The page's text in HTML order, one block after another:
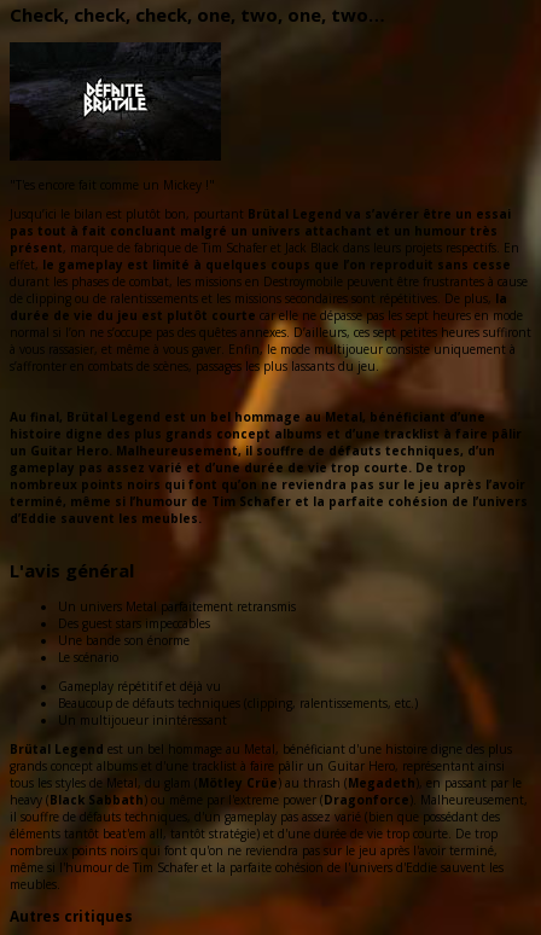
Check, check, check, one, two, one, two…
"T'es encore fait comme un Mickey !"
Jusqu’ici le bilan est plutôt bon, pourtant Brütal Legend va s’avérer être un essai
pas tout à fait concluant malgré un univers attachant et un humour très
présent, marque de fabrique de Tim Schafer et Jack Black dans leurs projets respectifs. En
effet, le gameplay est limité à quelques coups que l’on reproduit sans cesse
durant les phases de combat, les missions en Destroymobile peuvent être frustrantes à cause
de clipping ou de ralentissements et les missions secondaires sont répétitives. De plus, la
durée de vie du jeu est plutôt courte car elle ne dépasse pas les sept heures en mode
normal si l’on ne s’occupe pas des quêtes annexes. D’ailleurs, ces sept petites heures suffiront
à vous rassasier, et même à vous gaver. Enfin, le mode multijoueur consiste uniquement à
s’affronter en combats de scènes, passages les plus lassants du jeu.
Au final, Brütal Legend est un bel hommage au Metal, bénéficiant d’une
histoire digne des plus grands concept albums et d’une tracklist à faire pâlir
un Guitar Hero. Malheureusement, il souffre de défauts techniques, d’un
gameplay pas assez varié et d’une durée de vie trop courte. De trop
nombreux points noirs qui font qu’on ne reviendra pas sur le jeu après l’avoir
terminé, même si l’humour de Tim Schafer et la parfaite cohésion de l’univers
d’Eddie sauvent les meubles.
L'avis général
Un univers Metal parfaitement retransmis
Des guest stars impeccables
Une bande son énorme
Le scénario
Gameplay répétitif et déjà vu
Beaucoup de défauts techniques (clipping, ralentissements, etc.)
Un multijoueur inintéressant
Brütal Legend est un bel hommage au Metal, bénéficiant d'une histoire digne des plus
grands concept albums et d'une tracklist à faire pâlir un Guitar Hero, représentant ainsi
tous les styles de Metal, du glam ( Mötley Crüe) au thrash (Megadeth), en passant par le
heavy (Black Sabbath) ou même par l'extreme power (Dragonforce). Malheureusement,
il souffre de défauts techniques, d'un gameplay pas assez varié (bien que possédant des
éléments tantôt beat'em all, tantôt stratégie) et d'une durée de vie trop courte. De trop
nombreux points noirs qui font qu'on ne reviendra pas sur le jeu après l'avoir terminé,
même si l'humour de Tim Schafer et la parfaite cohésion de l'univers d'Eddie sauvent les
meubles.
Autres critiques